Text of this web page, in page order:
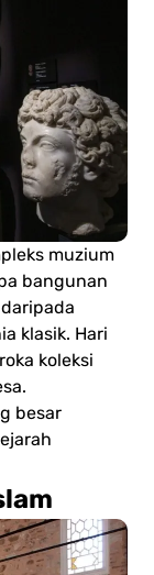
muzium
bangunan
klasik. Hari
koleksi
besar